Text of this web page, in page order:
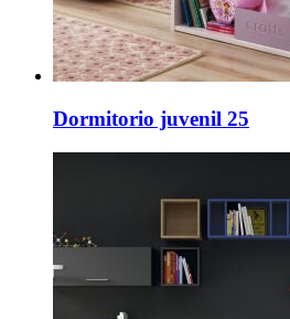
Dormitorio juvenil 25